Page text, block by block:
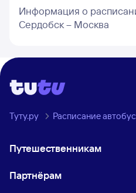
Информация о
Сердобск – Москва
Туту.ру Расписание
Путешественникам
Партнёрам